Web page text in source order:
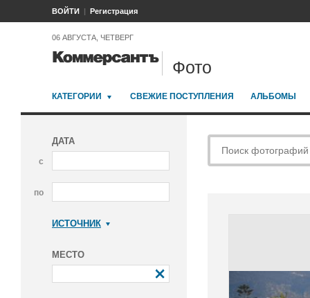
ВОЙТИ Регистрация
06 АВГУСТА, ЧЕТВЕРГ
Фото
КАТЕГОРИИ СВЕЖИЕ ПОСТУПЛЕНИЯ АЛЬБОМЫ
ДАТА
с
по
ИСТОЧНИК
МЕСТО